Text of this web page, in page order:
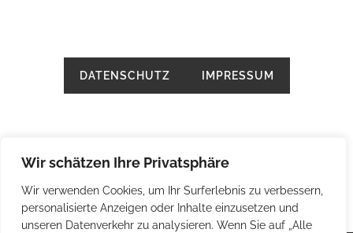
Wir schätzen Ihre Privatsphäre
Wir verwenden Cookies, um Ihr Surferlebnis zu verbessern,
personalisierte Anzeigen oder Inhalte einzusetzen und
unseren Datenverkehr zu analysieren. Wenn Sie auf „Alle
DATENSCHUTZ IMPRESSUM